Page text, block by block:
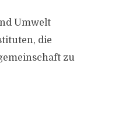
Umwelt
die
zu